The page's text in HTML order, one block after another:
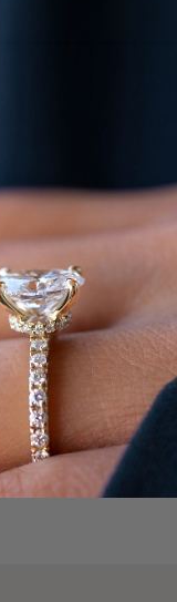
Wil jij weten hoe